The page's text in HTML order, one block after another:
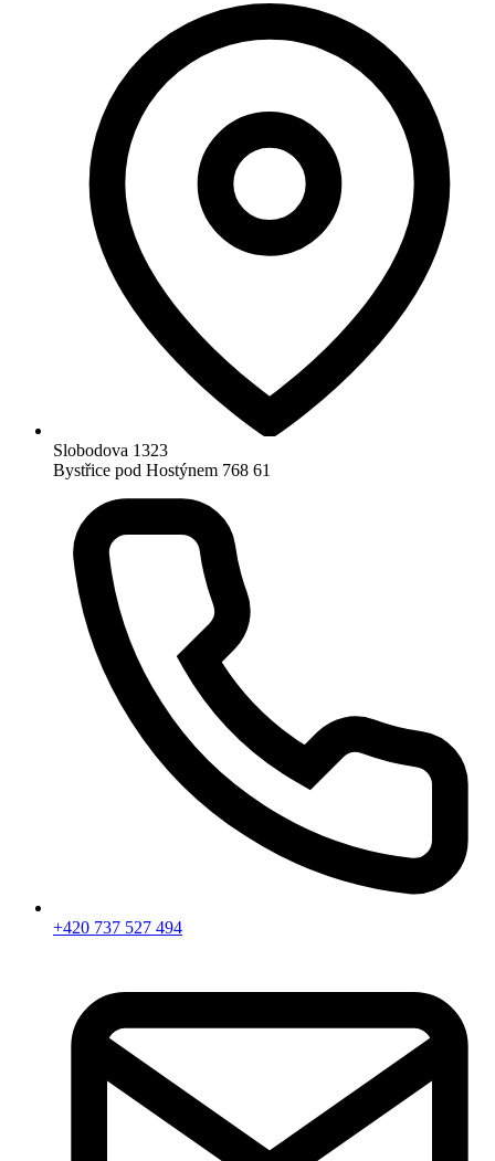
Slobodova 1323
Bystřice pod Hostýnem 768 61
+420 737 527 494